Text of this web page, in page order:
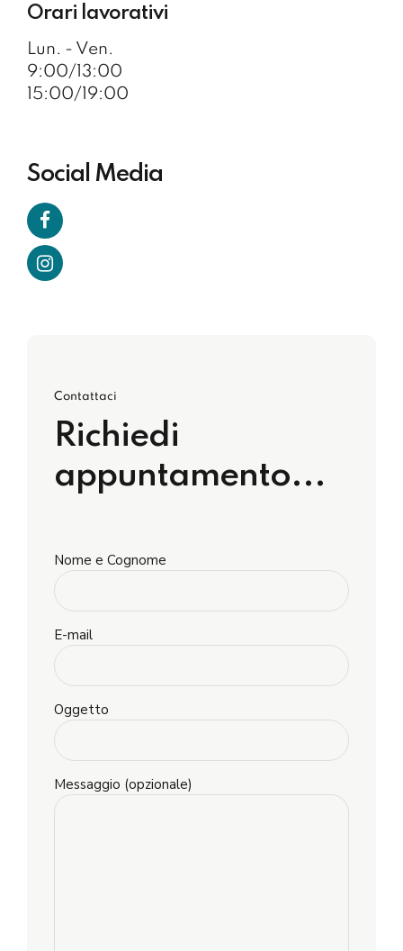
Orari lavorativi
Lun. - Ven.
9:00/13:00
15:00/19:00
Social Media
Contattaci
Richiedi
appuntamento...
Nome e Cognome
E-mail
Oggetto
Messaggio (opzionale)